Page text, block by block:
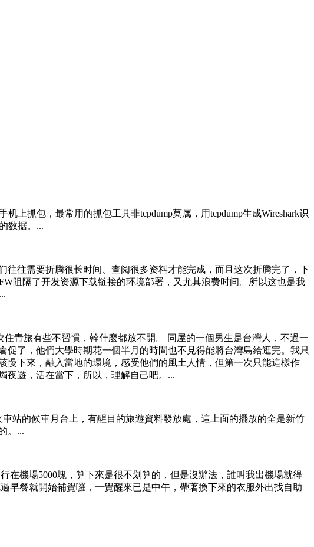
上抓包，最常用的抓包工具非tcpdump莫属，用tcpdump生成Wireshark识
数据。...
往需要折腾很长时间、查阅很多资料才能完成，而且这次折腾完了，下
阻隔了开发资源下载链接的环境部署，又尤其浪费时间。所以这也是我
青旅有些不習慣，幹什麼都放不開。 同屋的一個男生是台灣人，不過一
了，他們大學時期花一個半月的時間也不見得能將台灣島給逛完。我只
下來，融入當地的環境，感受他們的風土人情，但第一次只能這樣作
夜遊，活在當下，所以，理解自己吧。...
站的候車月台上，有醒目的旅遊資料發放處，這上面的擺放的全是新竹
。...
機場5000塊，算下來是很不划算的，但是沒辦法，誰叫我出機場就得
早餐就開始補覺囉，一覺醒來已是中午，帶著換下來的衣服外出找自助